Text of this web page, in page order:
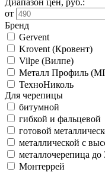
от
Бренд
Gervent
Krovent (Кровент)
Vilpe (Вилпе)
Металл Профиль
ТехноНиколь
Для черепицы
битумной
гибкой и фальцевой
готовой
металлической с
металлочерепица
Монтеррей